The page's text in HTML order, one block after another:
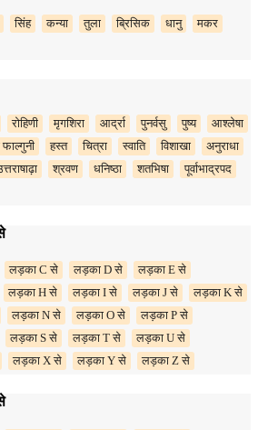
सिंह कन्या तुला ब्रिसिक धानु
मकर
रोहिणी मृगशिरा आर्द्रा पुनर्वसु पुष्य
आश्लेषा
फाल्गुनी हस्त चित्रा स्वाति विशाखा
अनुराधा
श्रवण धनिष्ठा शतभिषा
पूर्वाभाद्रपद
लड़का C से लड़का D से
लड़का E से
लड़का H से लड़का I से लड़का J से
लड़का K से
लड़का N से लड़का O से
लड़का P से
लड़का S से लड़का T से
लड़का U से
लड़का X से लड़का Y से लड़का Z से